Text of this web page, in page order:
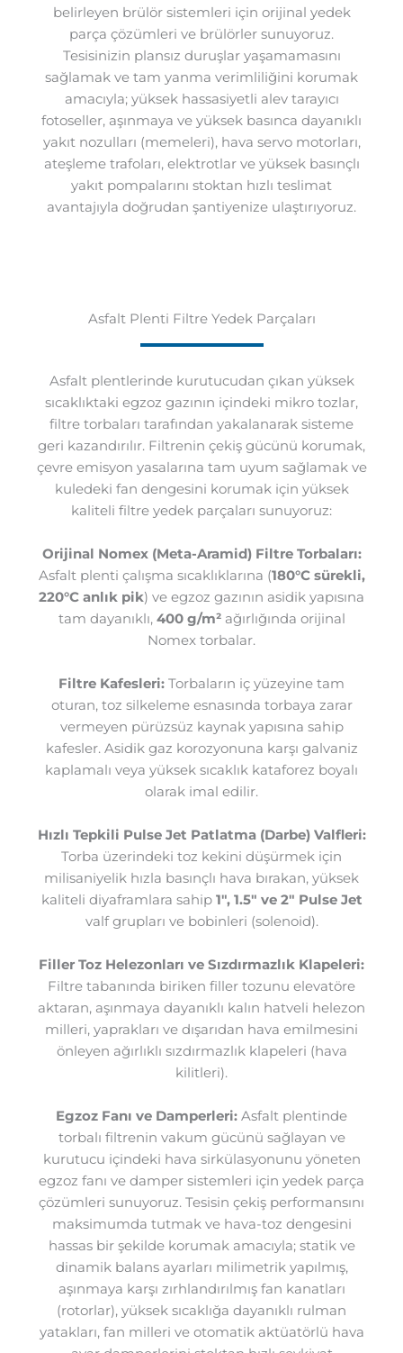
belirleyen brülör sistemleri için orijinal yedek
parça çözümleri ve brülörler sunuyoruz.
Tesisinizin plansız duruşlar yaşamamasını
sağlamak ve tam yanma verimliliğini korumak
amacıyla; yüksek hassasiyetli alev tarayıcı
fotoseller, aşınmaya ve yüksek basınca dayanıklı
yakıt nozulları (memeleri), hava servo motorları,
ateşleme trafoları, elektrotlar ve yüksek basınçlı
yakıt pompalarını stoktan hızlı teslimat
avantajıyla doğrudan şantiyenize ulaştırıyoruz.
Asfalt Plenti Filtre Yedek Parçaları
Asfalt plentlerinde kurutucudan çıkan yüksek
sıcaklıktaki egzoz gazının içindeki mikro tozlar,
filtre torbaları tarafından yakalanarak sisteme
geri kazandırılır. Filtrenin çekiş gücünü korumak,
çevre emisyon yasalarına tam uyum sağlamak ve
kuledeki fan dengesini korumak için yüksek
kaliteli filtre yedek parçaları sunuyoruz:
Orijinal Nomex (Meta-Aramid) Filtre Torbaları:
Asfalt plenti çalışma sıcaklıklarına (180°C sürekli,
220°C anlık pik) ve egzoz gazının asidik yapısına
tam dayanıklı, 400 g/m²ağırlığında orijinal
Nomex torbalar.
Filtre Kafesleri: Torbaların iç yüzeyine tam
oturan, toz silkeleme esnasında torbaya zarar
vermeyen pürüzsüz kaynak yapısına sahip
kafesler. Asidik gaz korozyonuna karşı galvaniz
kaplamalı veya yüksek sıcaklık kataforez boyalı
olarak imal edilir.
Hızlı Tepkili Pulse Jet Patlatma (Darbe) Valfleri:
Torba üzerindeki toz kekini düşürmek için
milisaniyelik hızla basınçlı hava bırakan, yüksek
kaliteli diyaframlara sahip 1″, 1.5″ ve 2″ Pulse Jet
valf grupları ve bobinleri (solenoid).
Filler Toz Helezonları ve Sızdırmazlık Klapeleri:
Filtre tabanında biriken filler tozunu elevatöre
aktaran, aşınmaya dayanıklı kalın hatveli helezon
milleri, yaprakları ve dışarıdan hava emilmesini
önleyen ağırlıklı sızdırmazlık klapeleri (hava
kilitleri).
Egzoz Fanı ve Damperleri: Asfalt plentinde
torbalı filtrenin vakum gücünü sağlayan ve
kurutucu içindeki hava sirkülasyonunu yöneten
egzoz fanı ve damper sistemleri için yedek parça
çözümleri sunuyoruz. Tesisin çekiş performansını
maksimumda tutmak ve hava-toz dengesini
hassas bir şekilde korumak amacıyla; statik ve
dinamik balans ayarları milimetrik yapılmış,
aşınmaya karşı zırhlandırılmış fan kanatları
(rotorlar), yüksek sıcaklığa dayanıklı rulman
yatakları, fan milleri ve otomatik aktüatörlü hava